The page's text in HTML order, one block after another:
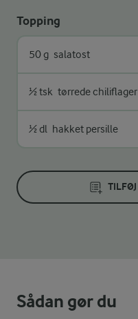
Topping
50 g salatost
½ tsk tørrede chiliflager
½ dl hakket persille
Sådan gør du